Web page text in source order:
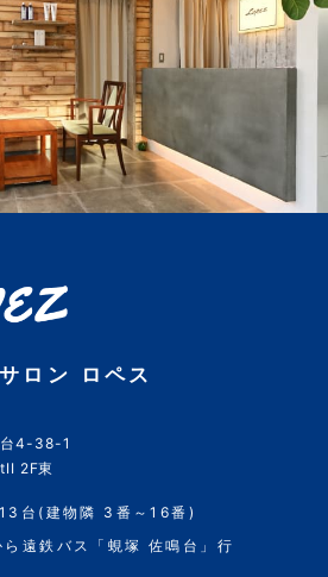
ロン ロペス
台4-38-1
2F東
台(建物隣 3番～16番)
遠鉄バス「蜆塚 佐鳴台」行